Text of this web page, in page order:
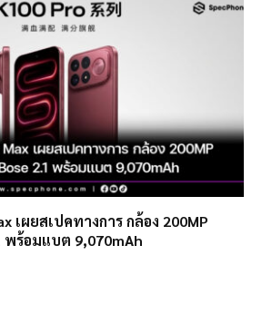
เผยสเปคทางการ กล้อง 200MP
พร้อมแบต 9,070mAh